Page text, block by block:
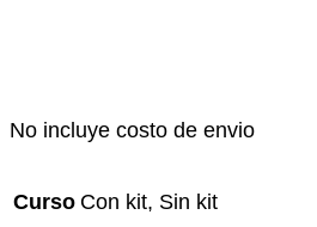
No incluye costo de envio
Curso Con kit, Sin kit